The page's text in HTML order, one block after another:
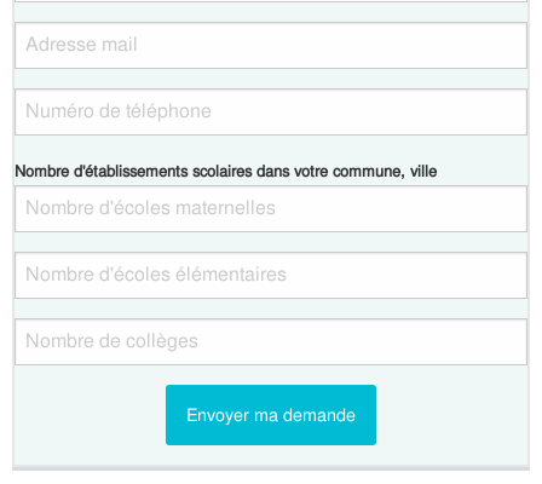
Nombre d'établissements scolaires dans votre commune, ville